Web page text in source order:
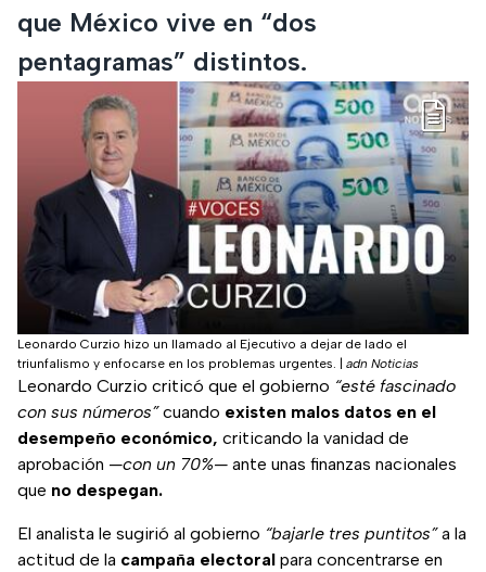
que México vive en “dos
pentagramas” distintos.
Leonardo Curzio hizo un llamado al Ejecutivo a dejar de lado el
triunfalismo y enfocarse en los problemas urgentes.
adn Noticias
Leonardo Curzio criticó que el gobierno “esté fascinado
con sus números”cuando existen malos datos en el
desempeño económico, criticando la vanidad de
aprobación —con un 70%— ante unas finanzas nacionales
que no despegan.
El analista le sugirió al gobierno “bajarle tres puntitos”a la
actitud de la campaña electoral para concentrarse en